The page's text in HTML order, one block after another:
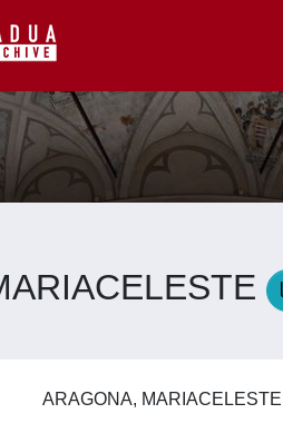
ARAGONA, MARIACELESTE